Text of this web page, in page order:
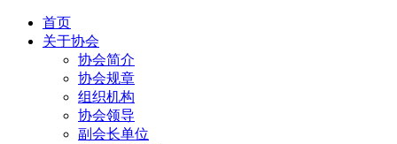
首页
关于协会
协会简介
协会规章
组织机构
协会领导
副会长单位